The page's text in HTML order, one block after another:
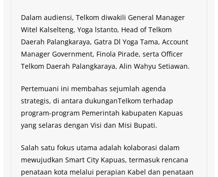
Dalam audiensi, Telkom diwakili General Manager
Witel Kalselteng, Yoga lstanto, Head of Telkom
Daerah Palangkaraya, Gatra Dl Yoga Tama, Account
Manager Government, Finola Pirade, serta Officer
Telkom Daerah Palangkaraya, Alin Wahyu Setiawan.
Pertemuani ini membahas sejumlah agenda
strategis, di antara dukunganTelkom terhadap
program-program Pemerintah kabupaten Kapuas
yang selaras dengan Visi dan Misi Bupati.
Salah satu fokus utama adalah kolaborasi dalam
mewujudkan Smart City Kapuas, termasuk rencana
penataan kota melalui perapian Kabel dan penataan